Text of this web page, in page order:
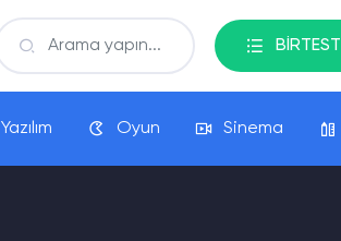
BİRTEST
Yazılım Oyun Sinema